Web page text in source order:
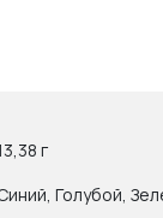
г
Голубой,